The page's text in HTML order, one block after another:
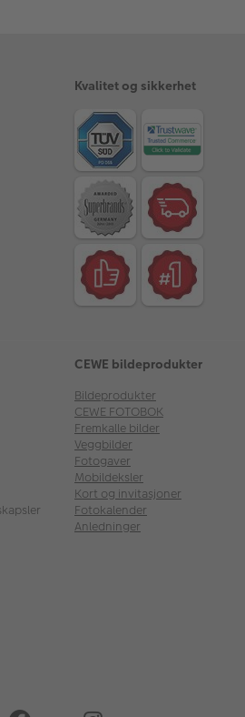
Kvalitet og sikkerhet
CEWE bildeprodukter
Bildeprodukter
CEWE FOTOBOK
Fremkalle bilder
Veggbilder
Fotogaver
Mobildeksler
Kort og invitasjoner
Fotokalender
Anledninger